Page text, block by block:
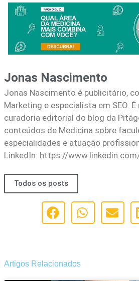
Jonas Nascimento
Jonas Nascimento é publicitário,
Marketing e especialista em SEO.
curadoria editorial do blog da
conteúdos de Medicina sobre
especialidades e atuação
LinkedIn: https://
Todos os posts
Artigos Relacionados